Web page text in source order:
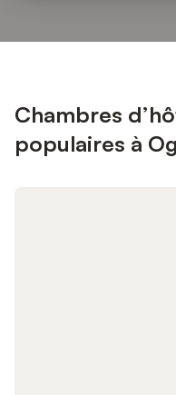
Chambres
populaires à